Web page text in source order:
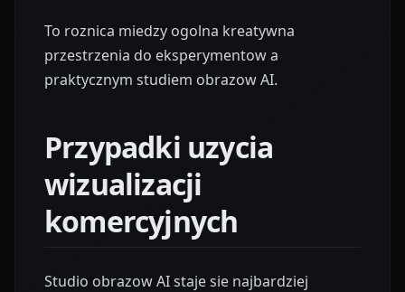
To roznica miedzy ogolna kreatywna
przestrzenia do eksperymentow a
praktycznym studiem obrazow AI.
Przypadki uzycia
wizualizacji
komercyjnych
Studio obrazow AI staje sie najbardziej